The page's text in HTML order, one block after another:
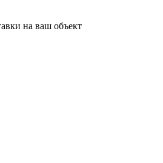
на ваш объект